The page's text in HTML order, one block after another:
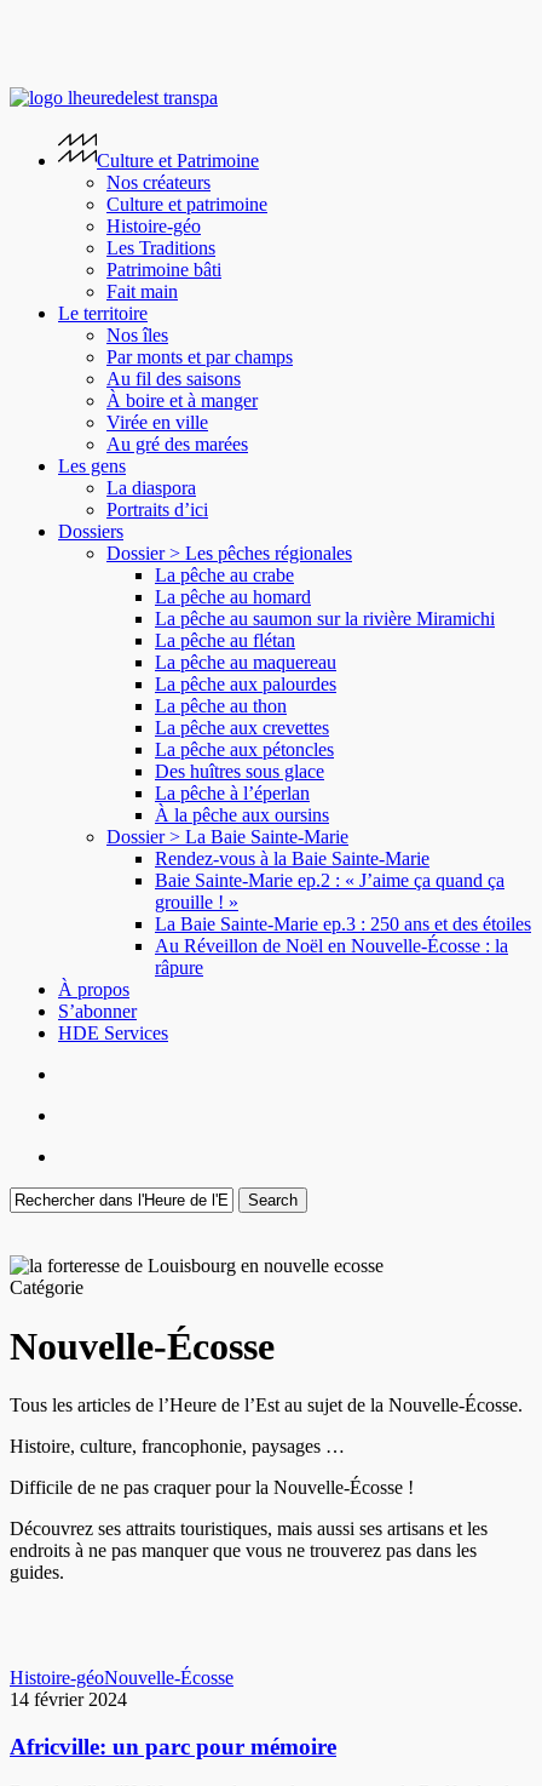
content
Culture et Patrimoine
Nos créateurs
Culture et patrimoine
Histoire-géo
Les Traditions
Patrimoine bâti
Fait main
Le territoire
Nos îles
Par monts et par champs
Au fil des saisons
À boire et à manger
Virée en ville
Au gré des marées
Les gens
La diaspora
Portraits d’ici
Dossiers
Dossier > Les pêches régionales
La pêche au crabe
La pêche au homard
La pêche au saumon sur la rivière Miramichi
La pêche au flétan
La pêche au maquereau
La pêche aux palourdes
La pêche au thon
La pêche aux crevettes
La pêche aux pétoncles
Des huîtres sous glace
La pêche à l’éperlan
À la pêche aux oursins
Dossier > La Baie Sainte-Marie
Rendez-vous à la Baie Sainte-Marie
Baie Sainte-Marie ep.2 : « J’aime ça quand ça
grouille ! »
La Baie Sainte-Marie ep.3 : 250 ans et des étoiles
Au Réveillon de Noël en Nouvelle-Écosse : la
râpure
À propos
S’abonner
HDE Services
Search
Catégorie
Nouvelle-Écosse
Tous les articles de l’Heure de l’Est au sujet de la Nouvelle-Écosse.
Histoire, culture, francophonie, paysages …
Difficile de ne pas craquer pour la Nouvelle-Écosse !
Découvrez ses attraits touristiques, mais aussi ses artisans et les
endroits à ne pas manquer que vous ne trouverez pas dans les
guides.
Africville:
un
pour
mémoire
Histoire-géoNouvelle-Écosse
14 février 2024
Africville: un parc pour mémoire